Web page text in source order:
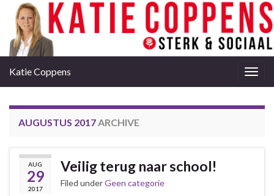
Katie Coppens
AUGUSTUS 2017ARCHIVE
AUG
29
2017
Veilig terug naar school!
Filed underGeen categorie